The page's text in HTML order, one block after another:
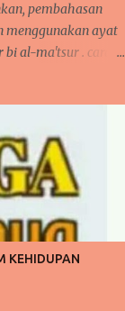
pembahasan
menggunakan ayat
al-ma'tsur . cara
ayat yang
mengupas sedikit
" artinya
isimnya "tafsir"
bisa dilihat dalam
tafsir
menjelaskan
KEHIDUPAN